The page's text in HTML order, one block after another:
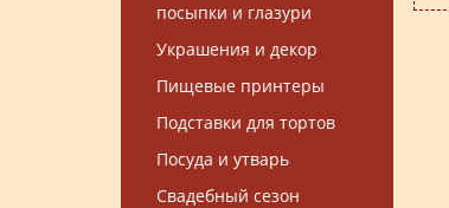
посыпки и глазури
Украшения и декор
Пищевые принтеры
Подставки для тортов
Посуда и утварь
Свадебный сезон